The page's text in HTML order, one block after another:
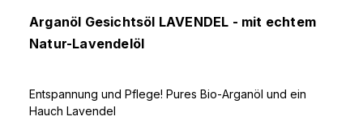
Durchschnittliche Bewertung von 5 von 5 Sternen
Arganöl Gesichtsöl LAVENDEL - mit echtem
Natur-Lavendelöl
Entspannung und Pflege! Pures Bio-Arganöl und ein
Hauch Lavendel